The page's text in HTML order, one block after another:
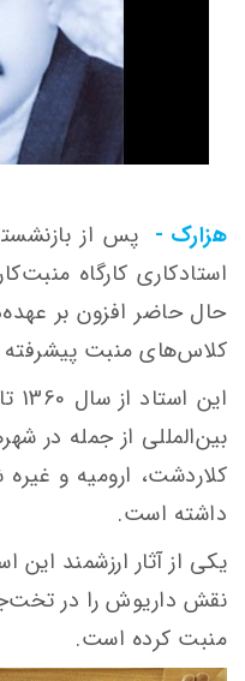
هزارک -
استادکاری کارگاه
حال حاضر افزون بر
کلاس‌های منبت
بین‌المللی از جمله در
کلاردشت، ارومیه و
داشته است.
یکی از آثار ارزشمند
منبت کرده است.